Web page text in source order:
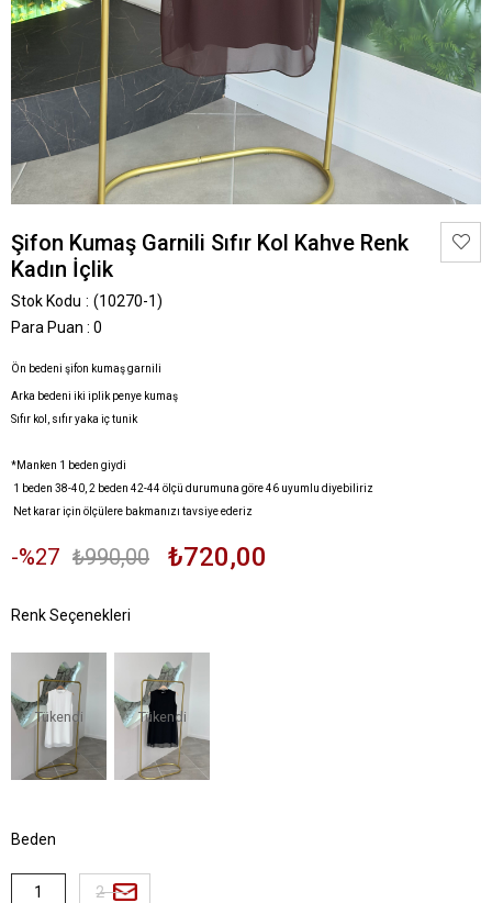
Şifon Kumaş Garnili Sıfır Kol Kahve Renk
Kadın İçlik
Stok Kodu
(10270-1)
Para Puan : 0
Ön bedeni şifon kumaş garnili
Arka bedeni iki iplik penye kumaş
Sıfır kol, sıfır yaka iç tunik
*Manken 1 beden giydi
1 beden 38-40, 2 beden 42-44 ölçü durumuna göre 46 uyumlu diyebiliriz
Net karar için ölçülere bakmanızı tavsiye ederiz
27 ₺990,00 ₺720,00
Tükendi Tükendi
Beden
1 2